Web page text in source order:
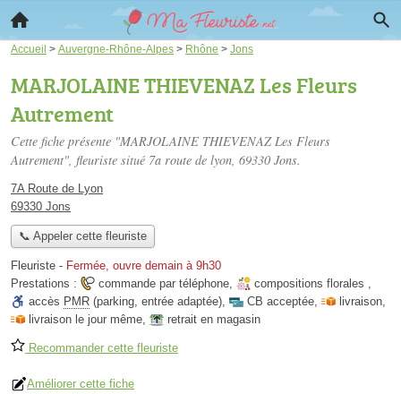
Accueil > Auvergne-Rhône-Alpes > Rhône > Jons
MARJOLAINE THIEVENAZ Les Fleurs
Autrement
Cette fiche présente "MARJOLAINE THIEVENAZ Les Fleurs
Autrement", fleuriste situé 7a route de lyon, 69330 Jons.
7A Route de Lyon
69330 Jons
📞 Appeler cette fleuriste
Fleuriste - Fermée, ouvre demain à 9h30
Prestations :
commande par téléphone, compositions florales ,
accès PMR (parking, entrée adaptée), CB acceptée, livraison,
livraison le jour même, retrait en magasin
Recommander cette fleuriste
Améliorer cette fiche